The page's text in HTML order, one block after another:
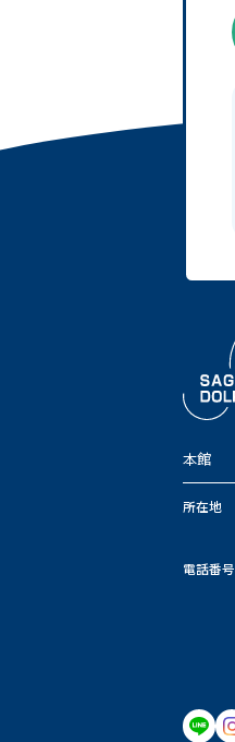
本館
所在地
電話番号